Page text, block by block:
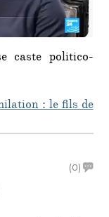
caste politico-
: le fils de
(0)on